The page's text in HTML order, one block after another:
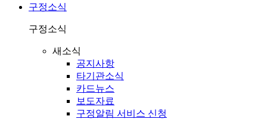
구정소식
구정소식
새소식
공지사항
타기관소식
카드뉴스
보도자료
구정알림 서비스 신청